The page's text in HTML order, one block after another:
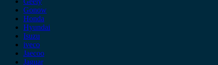
Gonow
Honda
Hyundai
Isuzu
iveco
Jaecoo
Jaguar